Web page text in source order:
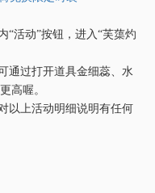
“活动”按钮，进入“芙蕖灼
通过打开道具金细蕊、水
高喔。
以上活动明细说明有任何